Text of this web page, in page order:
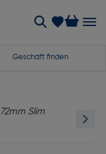
Geschäft finden